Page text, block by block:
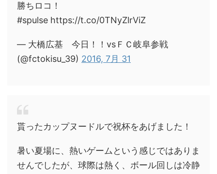
勝ちロコ！
#spulse https://t.co/0TNyZlrViZ
— 大橋広基 今日！！vsＦＣ岐阜参戦
(@fctokisu_39) 2016, 7月 31
貰ったカップヌードルで祝杯をあげました！
暑い夏場に、熱いゲームという感じではありま
せんでしたが、球際は熱く、ボール回しは冷静